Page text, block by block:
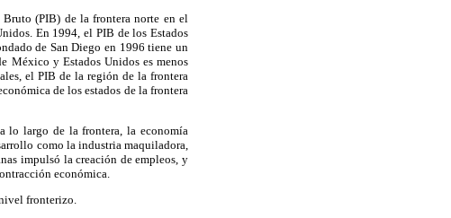
(PIB) de la frontera norte en el
En 1994, el PIB de los Estados
de San Diego en 1996 tiene un
México y Estados Unidos es menos
el PIB de la región de la frontera
de los estados de la frontera
lo largo de la frontera, la economía
como la industria maquiladora,
impulsó la creación de empleos, y
económica.
fronterizo.